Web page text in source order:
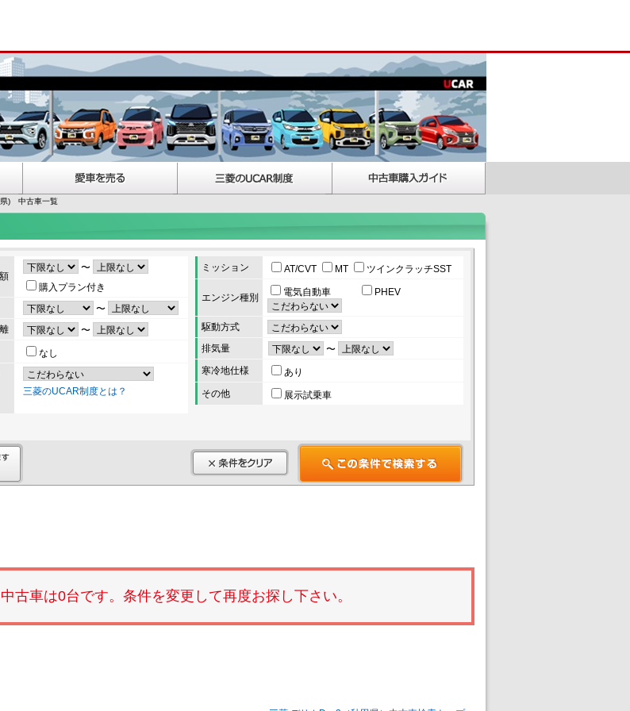
県) 中古車一覧
〜
購入プラン付き
〜
〜
なし
三菱のUCAR制度とは？
ミッション AT/CVT MT ツインクラッチSST
エンジン種別 電気自動車 PHEV
駆動方式
排気量
〜
寒冷地仕様
あり
その他
展示試乗車
古車は0台です。条件を変更して再度お探し下さい。